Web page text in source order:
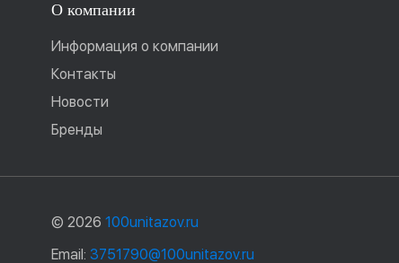
О компании
Информация о компании
Контакты
Новости
Бренды
© 2026 100unitazov.ru
Email: 3751790@100unitazov.ru